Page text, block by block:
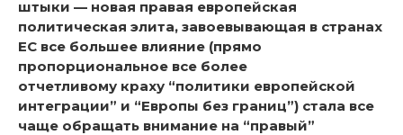
штыки — новая правая европейская
политическая элита, завоевывающая в странах
ЕС все большее влияние (прямо
пропорциональное все более
отчетливому краху “политики европейской
интеграции” и “Европы без границ”) стала все
чаще обращать внимание на “правый”